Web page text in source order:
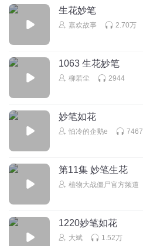
生花妙笔
嘉欢故事 2.70万
1063 生花妙笔
柳若尘 2944
妙笔如花
怕冷的企鹅e 7467
第11集 妙笔生花
植物大战僵尸官方频道
1220妙笔如花
大斌 1.52万